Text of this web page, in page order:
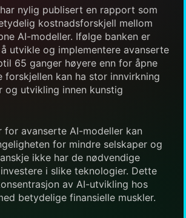
nylig publisert en rapport som
kostnadsforskjell mellom
AI-modeller. Ifølge banken er
utvikle og implementere avanserte
65 ganger høyere enn for åpne
forskjellen kan ha stor innvirkning
og utvikling innen kunstig
for avanserte AI-modeller kan
for mindre selskaper og
ikke har de nødvendige
i slike teknologier. Dette
av AI-utvikling hos
betydelige finansielle muskler.